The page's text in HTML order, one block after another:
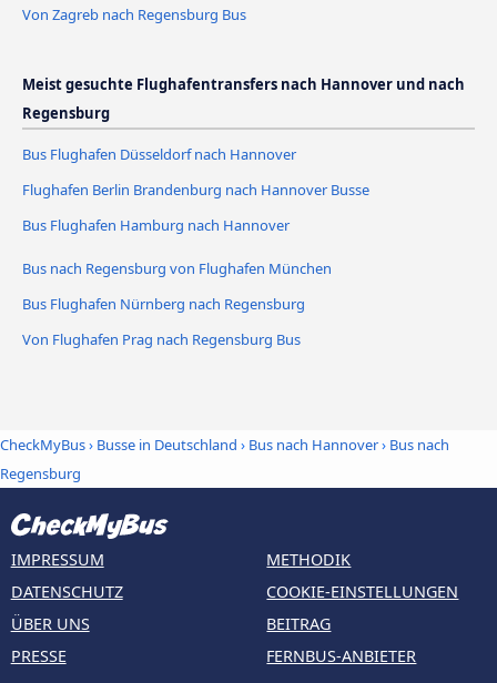
Von Zagreb nach Regensburg Bus
Meist gesuchte Flughafentransfers nach Hannover und nach
Regensburg
Bus Flughafen Düsseldorf nach Hannover
Flughafen Berlin Brandenburg nach Hannover Busse
Bus Flughafen Hamburg nach Hannover
Bus nach Regensburg von Flughafen München
Bus Flughafen Nürnberg nach Regensburg
Von Flughafen Prag nach Regensburg Bus
CheckMyBus› Busse in Deutschland › Bus nach Hannover› Bus nach
Regensburg
IMPRESSUM
DATENSCHUTZ
ÜBER UNS
PRESSE
METHODIK
COOKIE-EINSTELLUNGEN
BEITRAG
FERNBUS-ANBIETER